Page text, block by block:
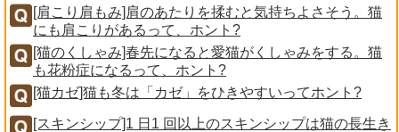
[肩こり肩もみ]肩のあたりを揉むと気持ちよさそう。猫
にも肩こりがあるって、ホント?
[猫のくしゃみ]春先になると愛猫がくしゃみをする。猫
も花粉症になるって、ホント?
[猫カゼ]猫も冬は「カゼ」をひきやすいってホント?
[スキンシップ]1 日1 回以上のスキンシップは猫の長生き